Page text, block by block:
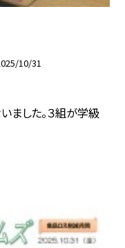
10/31
ました。３組が学級